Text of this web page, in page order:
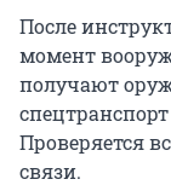
После
момент
получают
Проверяется
связи.